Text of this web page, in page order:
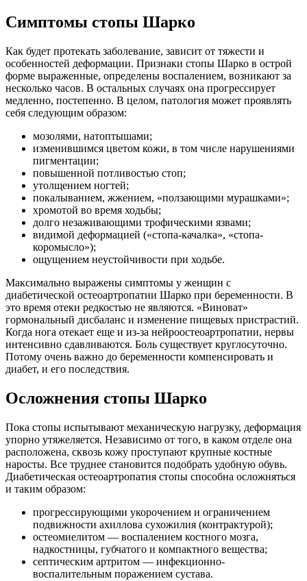
Симптомы стопы Шарко
Как будет протекать заболевание, зависит от тяжести и
особенностей деформации. Признаки стопы Шарко в острой
форме выраженные, определены воспалением, возникают за
несколько часов. В остальных случаях она прогрессирует
медленно, постепенно. В целом, патология может проявлять
себя следующим образом:
мозолями, натоптышами;
изменившимся цветом кожи, в том числе нарушениями
пигментации;
повышенной потливостью стоп;
утолщением ногтей;
покалыванием, жжением, «ползающими мурашками»;
хромотой во время ходьбы;
долго незаживающими трофическими язвами;
видимой деформацией («стопа-качалка», «стопа-
коромысло»);
ощущением неустойчивости при ходьбе.
Максимально выражены симптомы у женщин с
диабетической остеоартропатии Шарко при беременности. В
это время отеки редкостью не являются. «Виноват»
гормональный дисбаланс и изменение пищевых пристрастий.
Когда нога отекает еще и из-за нейроостеоартропатии, нервы
интенсивно сдавливаются. Боль существует круглосуточно.
Потому очень важно до беременности компенсировать и
диабет, и его последствия.
Осложнения стопы Шарко
Пока стопы испытывают механическую нагрузку, деформация
упорно утяжеляется. Независимо от того, в каком отделе она
расположена, сквозь кожу проступают крупные костные
наросты. Все труднее становится подобрать удобную обувь.
Диабетическая остеоартропатия стопы способна осложняться
и таким образом:
прогрессирующими укорочением и ограничением
подвижности ахиллова сухожилия (контрактурой);
остеомиелитом — воспалением костного мозга,
надкостницы, губчатого и компактного вещества;
септическим артритом — инфекционно-
воспалительным поражением сустава.